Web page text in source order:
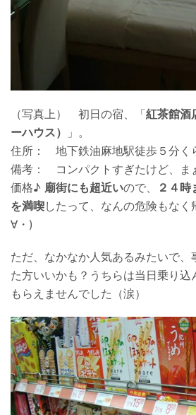
（写真上） 初日の宿、「紅茶館酒
ーハウス）
」。
住所： 地下鉄油麻地駅徒歩５分く
備考： コンパクトすぎたけど、ま
価格♪ 廟街にも超近いので、
２４時
を満喫したって、なんの危険もなく
∀・)
ただ、なかなか人気あるみたいで、
た方いいかも？うちらは当日乗り込
もらえませんでした（涙）